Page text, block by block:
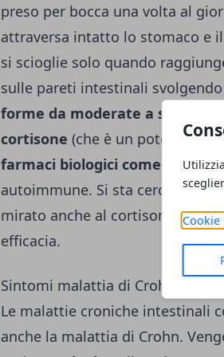
Cookie
preso per bocca una volta al
attraversa intatto lo stomaco e
si scioglie solo quando
sulle pareti intestinali
forme da moderate a severe
cortisone (che è un potente
farmaci biologici come gli
autoimmune. Si sta cercando di
mirato anche al cortisone e agli
efficacia.
Sintomi malattia di Crohn:
Le malattie croniche intestinali
anche la malattia di Crohn.